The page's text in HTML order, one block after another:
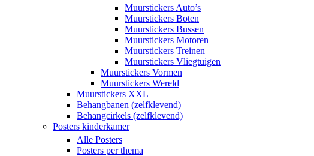
Muurstickers Auto’s
Muurstickers Boten
Muurstickers Bussen
Muurstickers Motoren
Muurstickers Treinen
Muurstickers Vliegtuigen
Muurstickers Vormen
Muurstickers Wereld
Muurstickers XXL
Behangbanen (zelfklevend)
Behangcirkels (zelfklevend)
Posters kinderkamer
Alle Posters
Posters per thema